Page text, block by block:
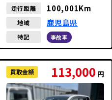
走行距離 100,001Km
地域 鹿児島県
特記 事故車
買取金額 113,000 円